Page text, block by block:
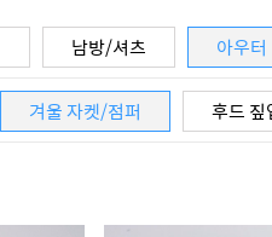
남방/셔츠 아우터
겨울 자켓/점퍼 후드 짚